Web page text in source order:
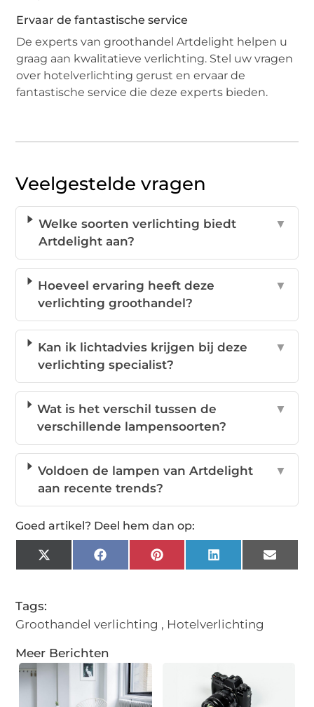
Ervaar de fantastische service
De experts van groothandel Artdelight helpen u
graag aan kwalitatieve verlichting. Stel uw vragen
over hotelverlichting gerust en ervaar de
fantastische service die deze experts bieden.
Veelgestelde vragen
Welke soorten verlichting biedt
Artdelight aan?
▼
Hoeveel ervaring heeft deze
verlichting groothandel?
▼
Kan ik lichtadvies krijgen bij deze
verlichting specialist?
▼
Wat is het verschil tussen de
verschillende lampensoorten?
▼
Voldoen de lampen van Artdelight
aan recente trends?
▼
Goed artikel? Deel hem dan op:
X
(Twitter)
FacebookPinterestLinkedInEmail
Tags:
Groothandel verlichting , Hotelverlichting
Meer Berichten